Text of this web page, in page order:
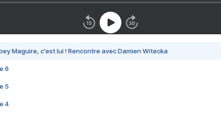
Maguire, c'est lui ! Rencontre avec Damien Witecka
6
5
4